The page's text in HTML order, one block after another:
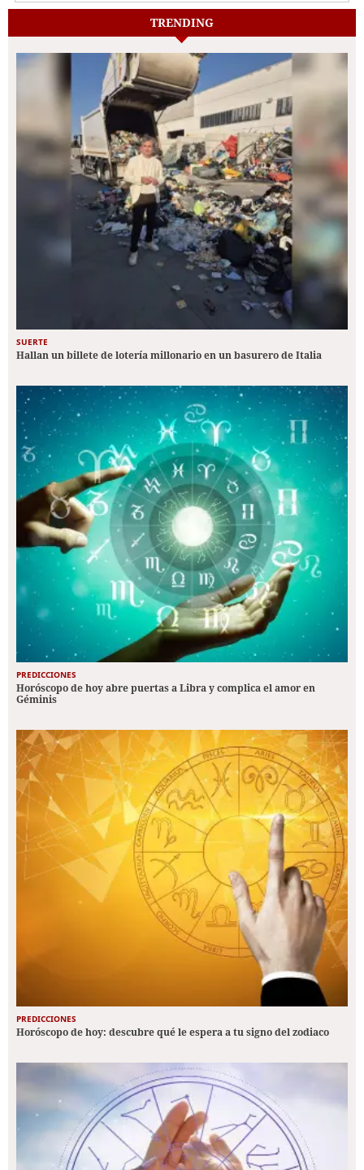
TRENDING
SUERTE
Hallan un billete de lotería millonario en un basurero de Italia
PREDICCIONES
Horóscopo de hoy abre puertas a Libra y complica el amor en
Géminis
PREDICCIONES
Horóscopo de hoy: descubre qué le espera a tu signo del zodiaco